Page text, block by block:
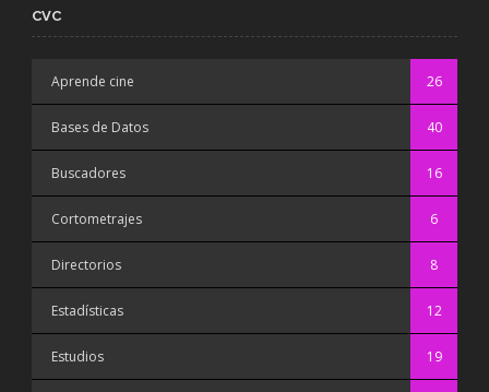
CVC
Aprende cine 26
Bases de Datos 40
Buscadores 16
Cortometrajes 6
Directorios 8
Estadísticas 12
Estudios 19